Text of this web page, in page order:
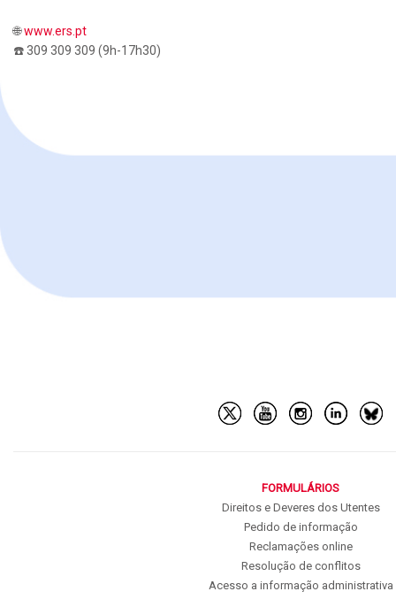
🌐www.ers.pt
☎️ 309 309 309 (9h-17h30)
FORMULÁRIOS
Direitos e Deveres dos Utentes
Pedido de informação
Reclamações online
Resolução de conflitos
Acesso a informação administrativa